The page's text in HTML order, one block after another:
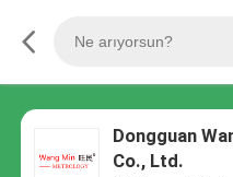
Dongguan
Co., Ltd.